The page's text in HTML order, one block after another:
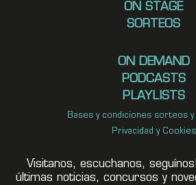
ON STAGE
SORTEOS
ON DEMAND
PODCASTS
PLAYLISTS
Bases y condiciones sorteos
Privacidad y Cookies
Visitanos, escuchanos,
últimas noticias, concursos y